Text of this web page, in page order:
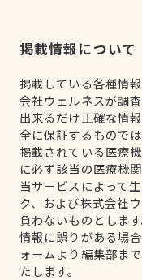
掲載情報について
掲載している各種情
会社ウェルネスが調
出来るだけ正確な情
全に保証するものでは
掲載されている医療
に必ず該当の医療機
当サービスによって
ク、および株式会社
負わないものとします
情報に誤りがある場
ォームより編集部ま
たします。